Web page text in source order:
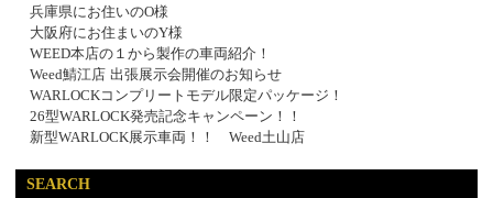
兵庫県にお住いのO様
大阪府にお住まいのY様
WEED本店の１から製作の車両紹介！
Weed鯖江店 出張展示会開催のお知らせ
WARLOCKコンプリートモデル限定パッケージ！
26型WARLOCK発売記念キャンペーン！！
新型WARLOCK展示車両！！ Weed土山店
SEARCH